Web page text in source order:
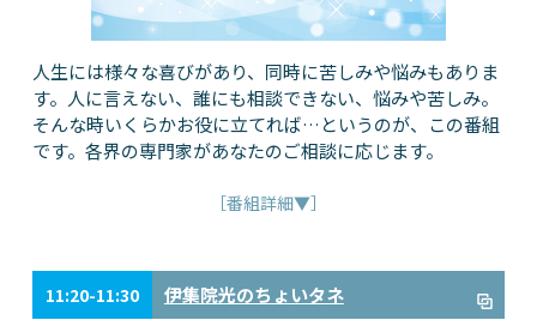
人生には様々な喜びがあり、同時に苦しみや悩みもありま
す。人に言えない、誰にも相談できない、悩みや苦しみ。
そんな時いくらかお役に立てれば…というのが、この番組
です。各界の専門家があなたのご相談に応じます。
［番組詳細▼］
11:20-11:30 伊集院光のちょいタネ